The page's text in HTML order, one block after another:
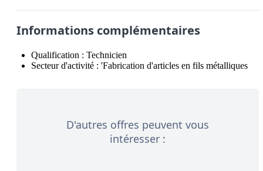
Informations complémentaires
Qualification : Technicien
Secteur d'activité : 'Fabrication d'articles en fils métalliques
D'autres offres peuvent vous
intéresser :